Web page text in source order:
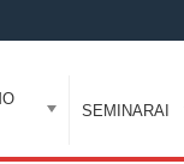
SEMINARAI